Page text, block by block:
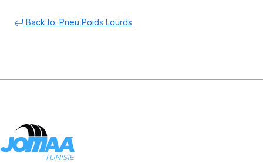
Back to: Pneu Poids Lourds